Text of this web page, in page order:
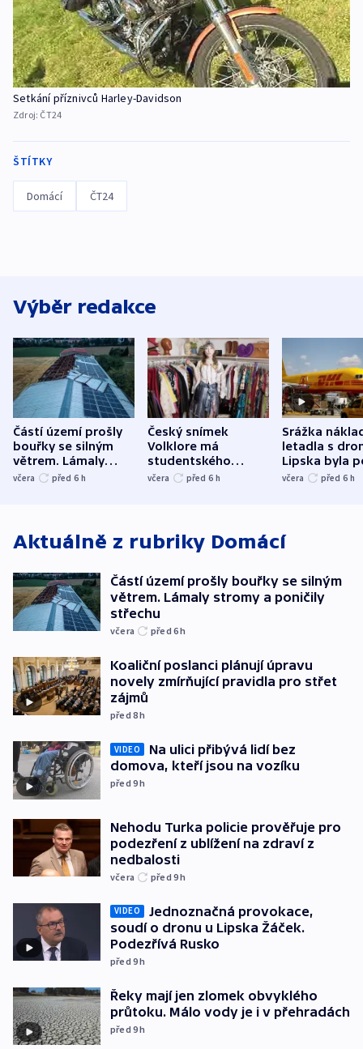
Setkání příznivců Harley-Davidson
Zdroj: ČT24
ŠTÍTKY
Domácí ČT24
Výběr redakce
Částí území prošly
bouřky se silným
větrem. Lámaly
stromy a poničily
včera před 6 h
Český snímek
Volklore má
studentského
Oscara, zabojuje o
včera před 6 h
Srážka
letadla s
Lipska byla
německého
včera před 6 h
Aktuálně z rubriky Domácí
Částí území prošly bouřky se silným
větrem. Lámaly stromy a poničily
střechu
včera před 6h
Koaliční poslanci plánují úpravu
novely zmírňující pravidla pro střet
zájmů
před 8h
VIDEO
Na ulici přibývá lidí bez
domova, kteří jsou na vozíku
před 9h
Nehodu Turka policie prověřuje pro
podezření z ublížení na zdraví z
nedbalosti
včera před 9h
VIDEO
Jednoznačná provokace,
soudí o dronu u Lipska Žáček.
Podezřívá Rusko
před 9h
Řeky mají jen zlomek obvyklého
průtoku. Málo vody je i v přehradách
před 9h